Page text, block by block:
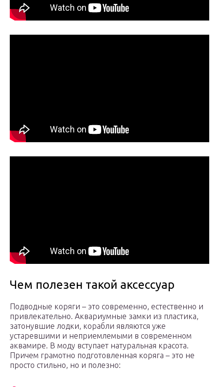
Чем полезен такой аксессуар
Подводные коряги – это современно, естественно и
привлекательно. Аквариумные замки из пластика,
затонувшие лодки, корабли являются уже
устаревшими и неприемлемыми в современном
аквамире. В моду вступает натуральная красота.
Причем грамотно подготовленная коряга – это не
просто стильно, но и полезно: